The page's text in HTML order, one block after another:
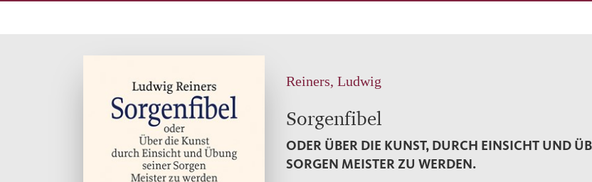
Reiners, Ludwig
Sorgenfibel
ODER ÜBER DIE KUNST, DURCH EINSICHT UND
SORGEN MEISTER ZU WERDEN.